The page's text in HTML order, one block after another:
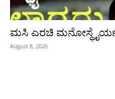
ಮಸಿ ಎರಚಿ ಮನೋಸ್ಥೈರ್ಯ
August 8, 2026